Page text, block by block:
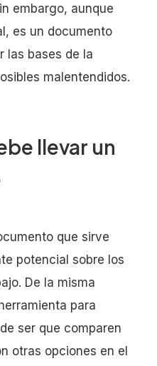
embargo, aunque
es un documento
las bases de la
malentendidos.
llevar un
que sirve
potencial sobre los
De la misma
para
ser que comparen
otras opciones en el